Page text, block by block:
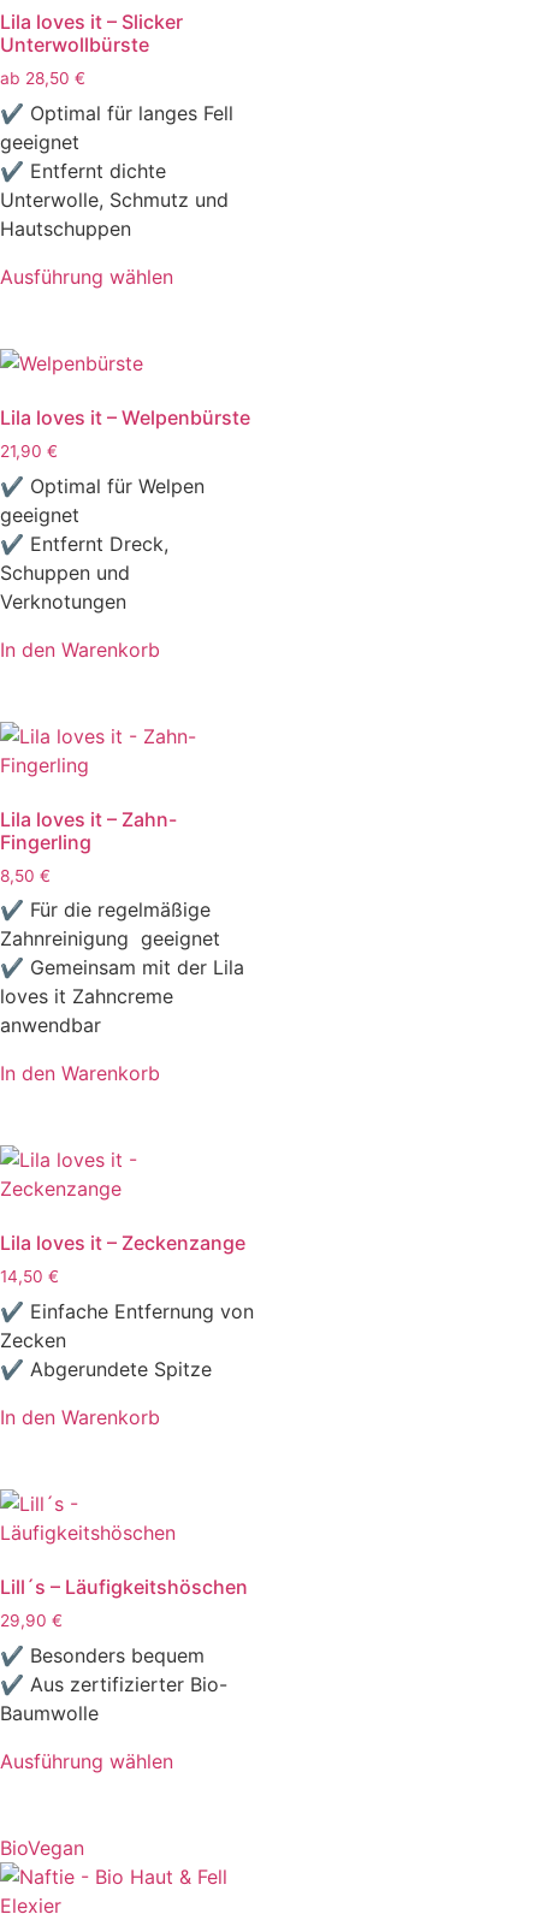
Lila loves it – Slicker
Unterwollbürste
ab 28,50 €
✔ Optimal für langes Fell
geeignet
✔ Entfernt dichte
Unterwolle, Schmutz und
Hautschuppen
Ausführung wählen
Lila loves it – Welpenbürste
21,90 €
✔ Optimal für Welpen
geeignet
✔ Entfernt Dreck,
Schuppen und
Verknotungen
In den Warenkorb
Lila loves it – Zahn-
Fingerling
8,50 €
✔ Für die regelmäßige
Zahnreinigung geeignet
✔ Gemeinsam mit der Lila
loves it Zahncreme
anwendbar
In den Warenkorb
Lila loves it – Zeckenzange
14,50 €
✔ Einfache Entfernung von
Zecken
✔ Abgerundete Spitze
In den Warenkorb
Lill´s – Läufigkeitshöschen
29,90 €
✔ Besonders bequem
✔ Aus zertifizierter Bio-
Baumwolle
Ausführung wählen
BioVegan